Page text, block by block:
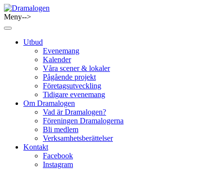
Skip
to
content
Meny-->
Utbud
Evenemang
Kalender
Våra scener & lokaler
Pågående projekt
Företagsutveckling
Tidigare evenemang
Om Dramalogen
Vad är Dramalogen?
Föreningen Dramalogerna
Bli medlem
Verksamhetsberättelser
Kontakt
Facebook
Instagram